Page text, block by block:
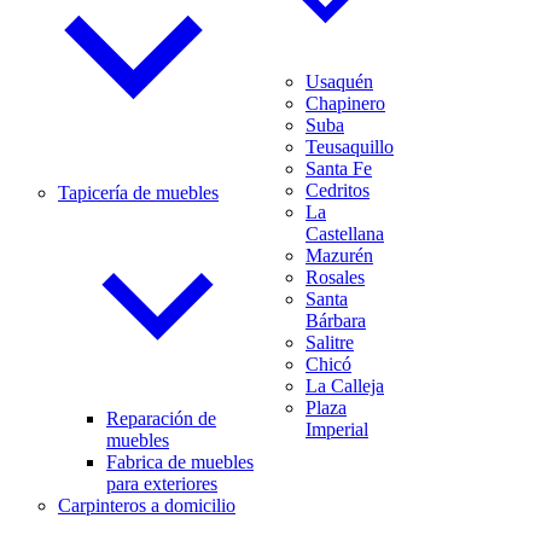
Tapicería de muebles
Reparación de
muebles
Fabrica de muebles
para exteriores
Carpinteros a domicilio
Usaquén
Chapinero
Suba
Teusaquillo
Santa Fe
Cedritos
La
Castellana
Mazurén
Rosales
Santa
Bárbara
Salitre
Chicó
La Calleja
Plaza
Imperial